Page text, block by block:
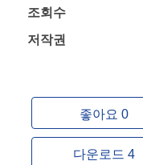
조회수
저작권
좋아요 0
다운로드 4